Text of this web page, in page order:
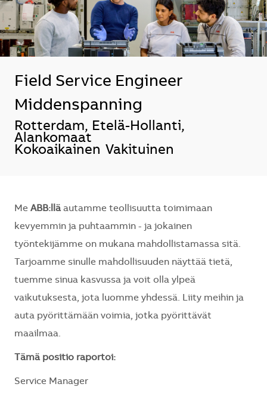
Field Service Engineer
Middenspanning
Sijainti
Rotterdam, Etelä-Hollanti,
Alankomaat
Kokoaikainen Vakituinen
Me ABB:lläautamme teollisuutta toimimaan
kevyemmin ja puhtaammin - ja jokainen
työntekijämme on mukana mahdollistamassa sitä.
Tarjoamme sinulle mahdollisuuden näyttää tietä,
tuemme sinua kasvussa ja voit olla ylpeä
vaikutuksesta, jota luomme yhdessä. Liity meihin ja
auta pyörittämään voimia, jotka pyörittävät
maailmaa.
Tämä positio raportoi:
Service Manager